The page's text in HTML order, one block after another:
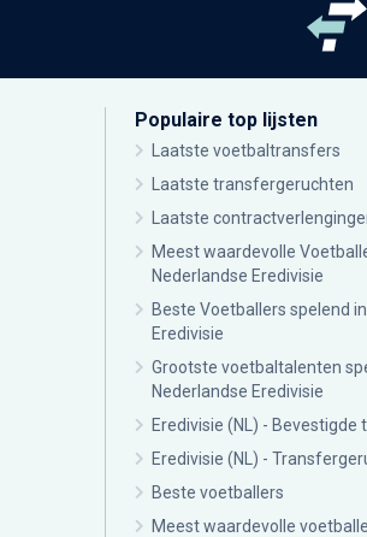
Populaire top lijsten
Laatste voetbaltransfers
Laatste transfergeruchten
Laatste
Meest waardevolle
Nederlandse Eredivisie
Beste Voetballers spelend
Eredivisie
Grootste voetbaltalenten
Nederlandse Eredivisie
Eredivisie (NL) - Bevestigde
Eredivisie (NL) -
Beste voetballers
Meest waardevolle